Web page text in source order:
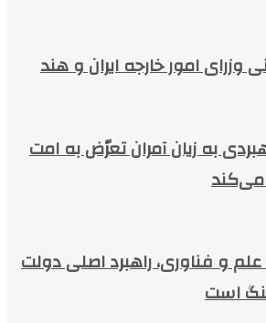
امور خارجه ایران و هند
به زیان آمران تعرّض به امت
می‌کند
و فناوری، راهبرد اصلی دولت
است